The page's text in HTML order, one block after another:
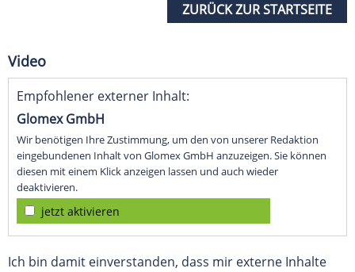
ZURÜCK ZUR STARTSEITE
Video
Empfohlener externer Inhalt:
Glomex GmbH
Wir benötigen Ihre Zustimmung, um den von unserer Redaktion
eingebundenen Inhalt von Glomex GmbH anzuzeigen. Sie können
diesen mit einem Klick anzeigen lassen und auch wieder
deaktivieren.
jetzt aktivieren
Ich bin damit einverstanden, dass mir externe Inhalte